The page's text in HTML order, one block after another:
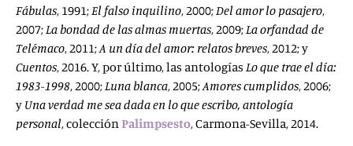
Fábulas, 1991;El falso inquilino, 2000;Del amor lo pasajero,
2007;La bondad de lasalmas muertas, 2009;La orfandad de
Telémaco, 2011;A un día del amor: relatos breves, 2012; y
Cuentos, 2016. Y, por último, las antologías Lo que traeel día:
1983-1998, 2000;Luna blanca, 2005;Amores cumplidos, 2006;
y Una verdad me seadada en lo que escribo, antología
personal, colecciónPalimpsesto, Carmona-Sevilla, 2014.